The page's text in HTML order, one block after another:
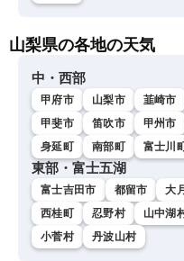
山梨県の各地の天気
中・西部
甲府市 山梨市 韮崎市
甲斐市
笛吹市 甲州市
身延町
南部町 富士川
東部・富士五湖
富士吉田市 都留市 大
西桂町
忍野村 山中湖
小菅村
丹波山村